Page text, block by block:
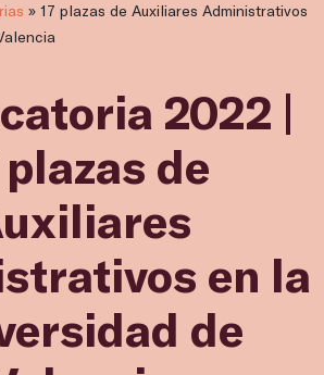
» 17 plazas de Auxiliares Administrativos
2022 |
plazas de
en la
de